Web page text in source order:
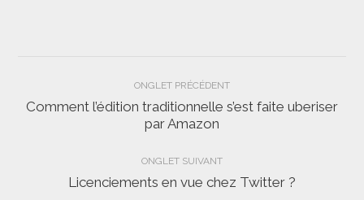
Navigation
de
commentaire
ONGLET PRÉCÉDENT
Onglet
Comment l’édition traditionnelle s’est faite uberiser
par Amazon
ONGLET SUIVANT
Onglet
Licenciements en vue chez Twitter ?